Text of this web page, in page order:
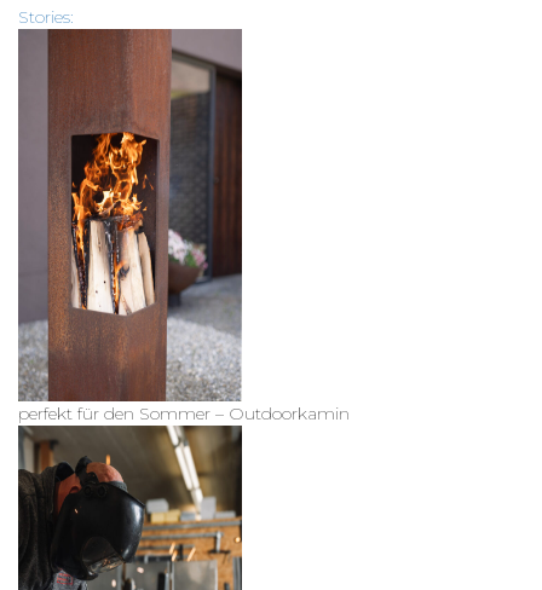
Stories:
perfekt für den Sommer – Outdoorkamin